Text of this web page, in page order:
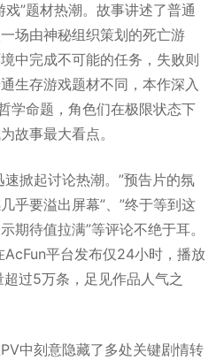
”题材热潮。故事讲述了普通
场由神秘组织策划的死亡游
中完成不可能的任务，失败则
生存游戏题材不同，本作深入
学命题，角色们在极限状态下
故事最大看点。
掀起讨论热潮。”预告片的氛
乎要溢出屏幕”、”终于等到这
期待值拉满”等评论不绝于耳。
平台发布仅24小时，播放
过5万条，足见作品人气之
中刻意隐藏了多处关键剧情转